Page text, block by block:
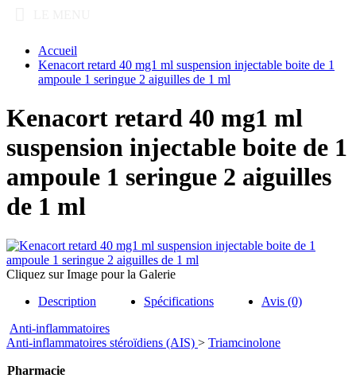
Accueil
Kenacort retard 40 mg1 ml suspension injectable boite de 1
ampoule 1 seringue 2 aiguilles de 1 ml
Kenacort retard 40 mg1 ml
suspension injectable boite de 1
ampoule 1 seringue 2 aiguilles
de 1 ml
Cliquez sur Image pour la Galerie
Description
Spécifications
Avis (0)
Anti-inflammatoires
Anti-inflammatoires stéroïdiens (AIS) > Triamcinolone
Pharmacie